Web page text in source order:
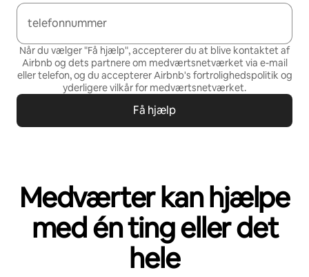
telefonnummer
Når du vælger "Få hjælp", accepterer du at blive kontaktet af
Airbnb og dets partnere om medværtsnetværket via e-mail
eller telefon, og du accepterer Airbnb's fortrolighedspolitik og
yderligere vilkår for medværtsnetværket.
Få hjælp
Medværter kan hjælpe
med én ting eller det
hele